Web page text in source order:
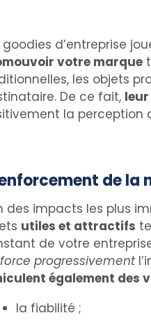
goodies d’entreprise
votre marque
les objets
De ce fait,
la perception
de la
des impacts les plus
utiles et attractifs
de votre
progressivement
également des
la fiabilité ;